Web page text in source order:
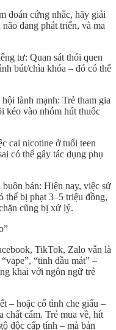
đoán cứng nhắc, hãy giải
đang phát triển, và ma
tư: Quan sát thói quen
bút/chìa khóa – đó có thể
lành mạnh: Trẻ tham gia
kéo vào nhóm hút thuốc
cai nicotine ở tuổi teen
có thể gây tác dụng phụ
buôn bán: Hiện nay, việc sử
thể bị phạt 3–5 triệu đồng,
cũng bị xử lý.
TikTok, Zalo vẫn là
“tinh dầu mát” –
khai với ngôn ngữ trẻ
– hoặc cố tình che giấu –
chất cấm. Trẻ mua về, hít
độc cấp tính – mà bản